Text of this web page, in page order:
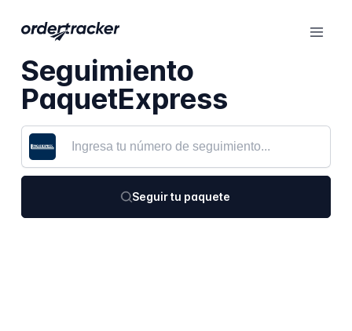
Seguimiento
PaquetExpress
Seguir tu paquete